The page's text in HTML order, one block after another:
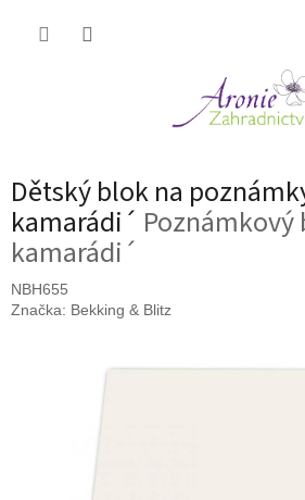
Dětský blok na
kamarádi´
kamarádi´
NBH655
Značka: Bekking & Blitz